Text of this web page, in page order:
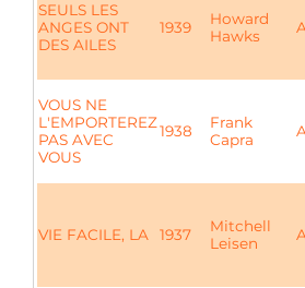
SEULS LES
ANGES ONT
DES AILES
1939
Howard
Hawks
VOUS NE
L'EMPORTEREZ
PAS AVEC
VOUS
1938
Frank
Capra
VIE FACILE, LA 1937
Mitchell
Leisen